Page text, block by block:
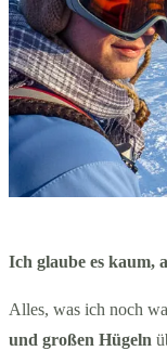
Ich glaube es kaum,
Alles, was ich noch
und großen Hügeln